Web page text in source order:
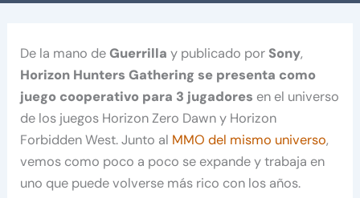
De la mano deGuerrilla y publicado por Sony,
Horizon Hunters Gathering se presenta como
juego cooperativo para 3 jugadores en el universo
de los juegos Horizon Zero Dawn y Horizon
Forbidden West. Junto al MMO del mismo universo,
vemos como poco a poco se expande y trabaja en
uno que puede volverse más rico con los años.